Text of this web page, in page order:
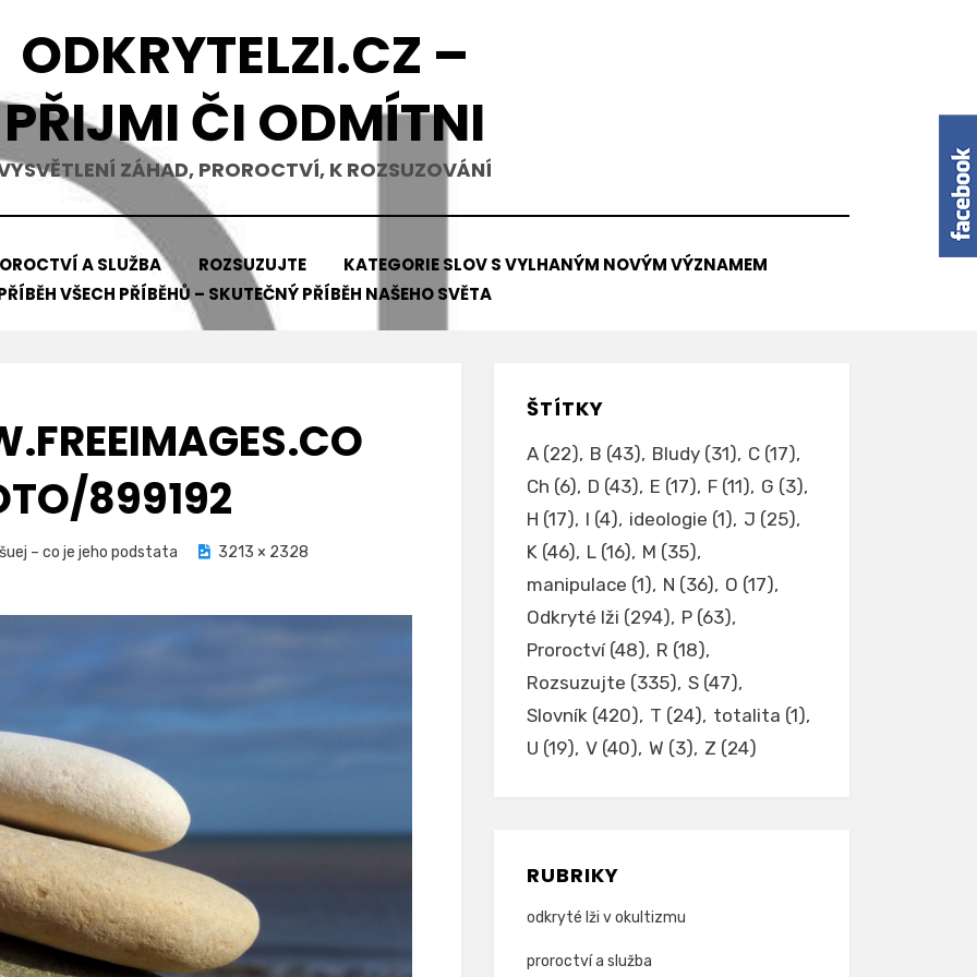
ODKRYTELZI.CZ –
PŘIJMI ČI ODMÍTNI
ZÁHAD, PROROCTVÍ, K ROZSUZOVÁNÍ
A SLUŽBA ROZSUZUJTE
KATEGORIE SLOV S VYLHANÝM NOVÝM VÝZNAMEM
VŠECH PŘÍBĚHŮ – SKUTEČNÝ PŘÍBĚH NAŠEHO SVĚTA
899192
– co je jeho podstata 3213 × 2328
ŠTÍTKY
A(22) B (43) Bludy(31) C(17)
Ch (6) D (43) E (17) F(11) G (3)
H (17) I (4) ideologie (1) J (25)
K(46) L(16) M (35)
manipulace (1) N (36) O (17)
Odkryté lži (294) P(63)
Proroctví(48) R (18)
Rozsuzujte (335) S(47)
Slovník(420) T (24) totalita (1)
U (19) V(40) W (3) Z (24)
RUBRIKY
odkryté lži v okultizmu
proroctví a služba